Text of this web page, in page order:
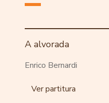
A alvorada
Enrico Bernardi
Ver partitura